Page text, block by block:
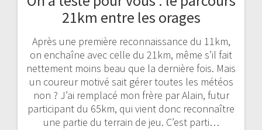
21km entre les orages
Après une première reconnaissance du 11km,
on enchaîne avec celle du 21km, même s’il fait
nettement moins beau que la dernière fois. Mais
un coureur motivé sait gérer toutes les météos
non ? J’ai remplacé mon frère par Alain, futur
participant du 65km, qui vient donc reconnaître
une partie du terrain de jeu. C’est parti…